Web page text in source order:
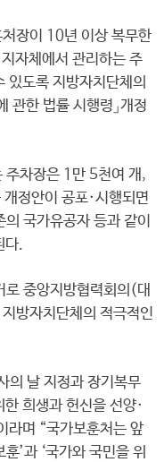
장이 10년 이상 복무한
자체에서 관리하는 주
있도록 지방자치단체의
관한 법률 시행령」개정
주차장은 1만 5천여 개,
정안이 공포·시행되면
국가유공자 등과 같이
다.
로 중앙지방협력회의(대
방자치단체의 적극적인
의 날 지정과 장기복무
희생과 헌신을 선양·
라며 “국가보훈처는 앞
’과 ‘국가와 국민을 위